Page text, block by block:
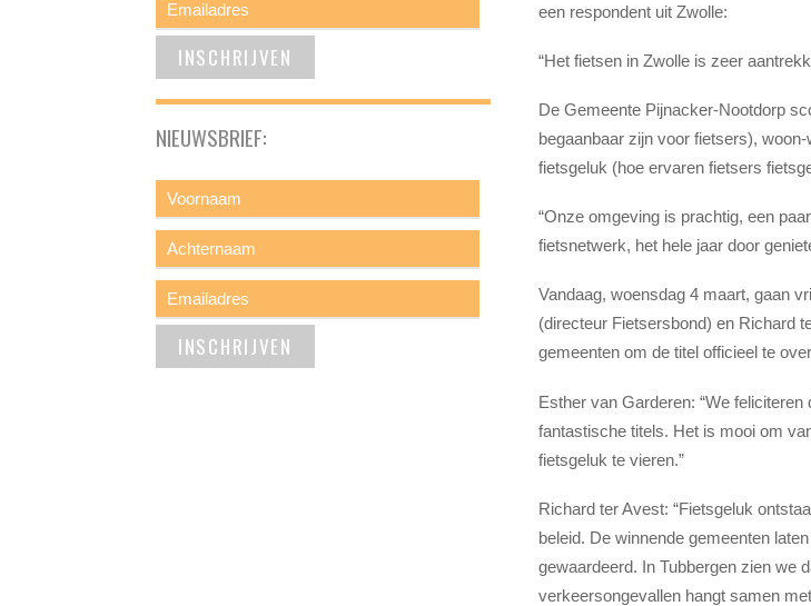
een respondent uit Zwolle:
“Het fietsen in Zwolle is zeer
De Gemeente Pijnacker-Nootdorp
begaanbaar zijn voor fietsers),
fietsgeluk (hoe ervaren fietsers
“Onze omgeving is prachtig, een
fietsnetwerk, het hele jaar door
Vandaag, woensdag 4 maart, gaan
(directeur Fietsersbond) en Richard
gemeenten om de titel officieel te
Esther van Garderen: “We
fantastische titels. Het is mooi om
fietsgeluk te vieren.”
Richard ter Avest: “Fietsgeluk
beleid. De winnende gemeenten
gewaardeerd. In Tubbergen zien we
verkeersongevallen hangt samen
NIEUWSBRIEF: